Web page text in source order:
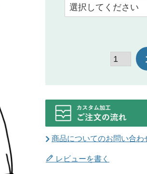
商品についてのお問い合わ
レビューを書く